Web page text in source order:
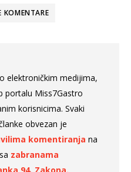
KOMENTARE
elektroničkim medijima,
portalu Miss7Gastro
korisnicima. Svaki
obvezan je
komentiranja na
zabranama